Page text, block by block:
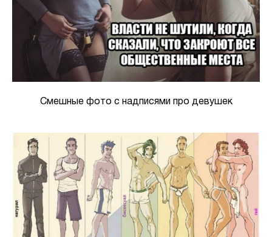
Смешные фото с надписями про девушек